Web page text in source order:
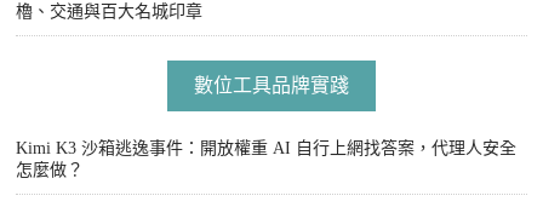
櫓、交通與百大名城印章
數位工具品牌實踐
Kimi K3 沙箱逃逸事件：開放權重 AI 自行上網找答案，代理人安全
怎麼做？